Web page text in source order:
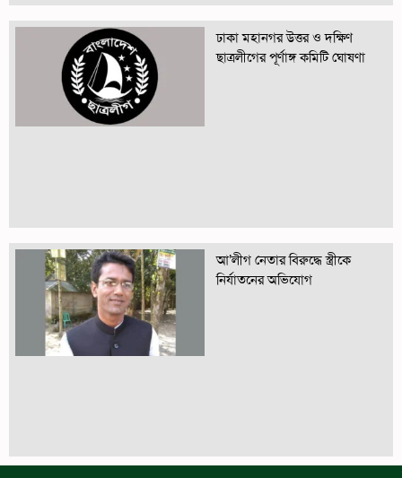
ঢাকা মহানগর উত্তর ও দক্ষিণ
ছাত্রলীগের পূর্ণাঙ্গ কমিটি ঘোষণা
আ’লীগ নেতার বিরুদ্ধে স্ত্রীকে
নির্যাতনের অভিযোগ